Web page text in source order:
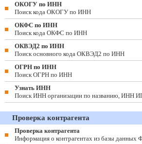
ОКОГУ по ИНН
Поиск кода ОКОГУ по ИНН
ОКФС по ИНН
Поиск кода ОКФС по ИНН
ОКВЭД2 по ИНН
Поиск основного кода ОКВЭД2 по ИНН
ОГРН по ИНН
Поиск ОГРН по ИНН
Узнать ИНН
Поиск ИНН организации по названию, ИНН
Проверка контрагента
Проверка контрагента
Информация о контрагентах из базы данных